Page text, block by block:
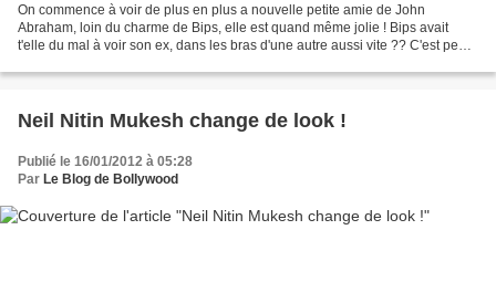
On commence à voir de plus en plus a nouvelle petite amie de John
Abraham, loin du charme de Bips, elle est quand même jolie ! Bips avait
t'elle du mal à voir son ex, dans les bras d'une autre aussi vite ?? C'est peut
Neil Nitin Mukesh change de look !
Publié le 16/01/2012 à 05:28
Par Le Blog de Bollywood